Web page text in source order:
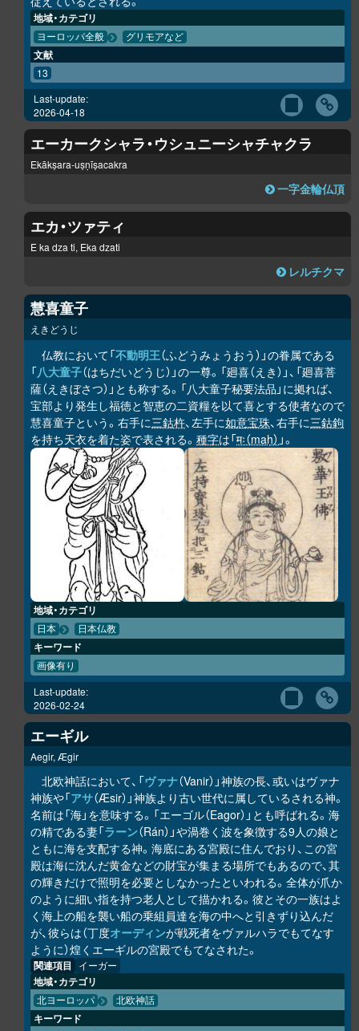
地域・カテゴリ
ヨーロッパ全般 グリモアなど
文献
13
Last-update:
2026-04-18
エーカークシャラ・ウシュニーシャチャクラ
Ekākṣara-uṣṇīṣacakra
一字金輪仏頂
エカ・ツァティ
E ka dza ti, Eka dzati
レルチクマ
慧喜童子
えきどうじ
仏教において「不動明王（ふどうみょうおう）」の眷属である
「八大童子（はちだいどうじ）」の一尊。「廻喜（えき）」、「廻喜菩
薩（えきぼさつ）」とも称する。「八大童子秘要法品」に拠れば、
宝部より発生し福徳と智恵の二資糧を以て喜とする使者なので
慧喜童子という。右手に三鈷杵、左手に如意宝珠、右手に三鈷鉤
を持ち天衣を着た姿で表される。 種字は「मः（maḥ） 」。
地域・カテゴリ
日本 日本仏教
キーワード
画像有り
Last-update:
2026-02-24
エーギル
Aegir, Ægir
北欧神話において、「ヴァナ（Vanir）」神族の長、或いはヴァナ
神族や「アサ（Æsir）」神族より古い世代に属しているされる神。
名前は「海」を意味する。「エーゴル（Eagor）」とも呼ばれる。海
の精である妻「ラーン（Rán）」や渦巻く波を象徴する9人の娘と
ともに海を支配する神。海底にある宮殿に住んでおり、この宮
殿は海に沈んだ黄金などの財宝が集まる場所でもあるので、其
の輝きだけで照明を必要としなかったといわれる。全体が爪か
のように細い指を持つ老人として描かれる。彼とその一族はよ
く海上の船を襲い船の乗組員達を海の中へと引きずり込んだ
が、彼らは（丁度オーディンが戦死者をヴァルハラでもてなす
ように）煌くエーギルの宮殿でもてなされた。
関連項目 イーガー
地域・カテゴリ
北ヨーロッパ 北欧神話
キーワード